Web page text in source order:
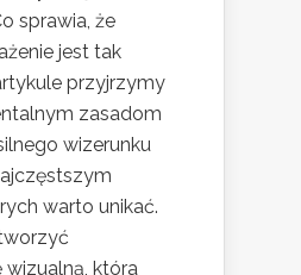
sprawia, że
jest tak
przyjrzymy
zasadom
wizerunku
warto unikać.
wizualną, która